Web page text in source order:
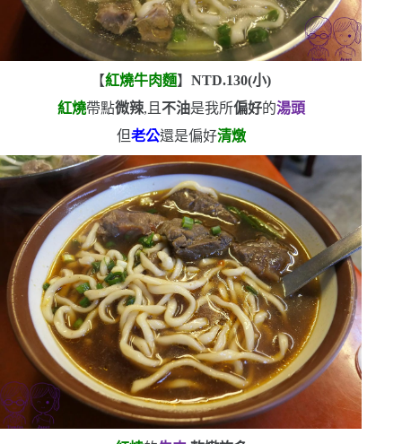
【紅燒牛肉麵】NTD.130(小)
紅燒帶點微辣,且 不油是我所偏好的湯頭
但老公還是偏好清燉